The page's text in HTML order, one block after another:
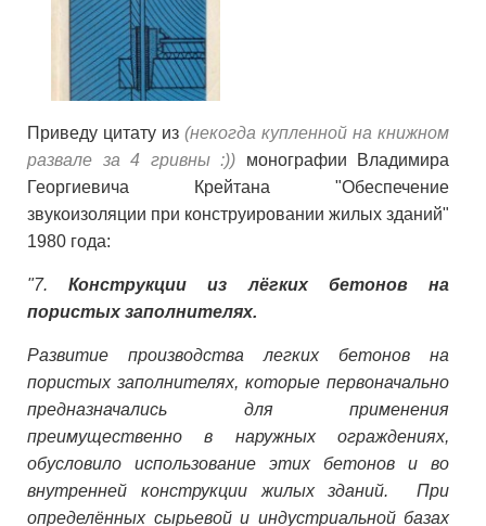
Приведу цитату из(некогда купленной на книжном
развале за 4 гривны :)) монографии Владимира
Георгиевича Крейтана "Обеспечение
звукоизоляции при конструировании жилых зданий"
1980 года:
"7.Конструкции из лёгких бетонов на
пористых заполнителях.
Развитие производства легких бетонов на
пористых заполнителях, которые первоначально
предназначались для применения
преимущественно в наружных ограждениях,
обусловило использование этих бетонов и во
внутренней конструкции жилых зданий. При
определённых сырьевой и индустриальной базах